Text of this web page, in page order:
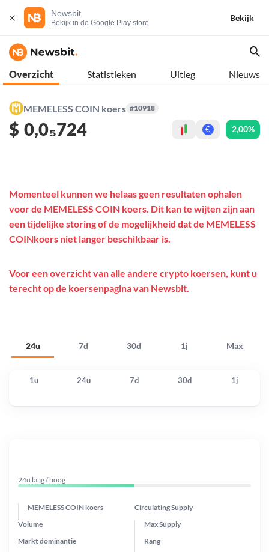
Newsbit
Bekijk in de Google Play store
Bekijk
Overzicht Statistieken Uitleg Nieuws
MEMELESS COIN koers #10918
$ 0,0₅724 € 2,00%
24u 7d 30d 1j Max
Momenteel kunnen we helaas geen resultaten ophalen
voor de MEMELESS COIN koers. Dit kan te wijten zijn aan
een tijdelijke storing of de mogelijkheid dat de MEMELESS
COINkoers niet langer beschikbaar is.
Voor een overzicht van alle andere crypto koersen, kunt u
terecht op de koersenpaginavan Newsbit.
1u 24u 7d 30d 1j
24u laag / hoog
MEMELESS COIN koers Circulating Supply
Max Supply
Markt dominantie
Volume
Rang